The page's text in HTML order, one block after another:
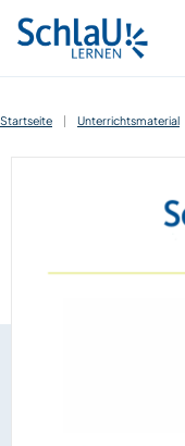
Startseite | Unterrichtsmaterial